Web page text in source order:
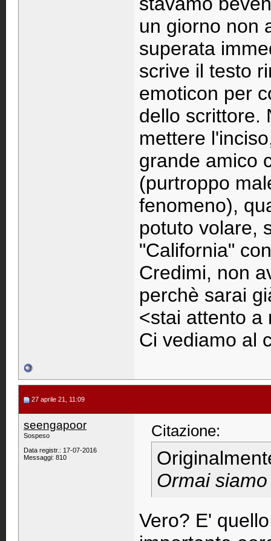
un giorno non
superata
scrive il testo
emoticon per
dello scrittore.
mettere
grande amico
(purtroppo
fenomeno),
potuto volare,
"California"
Credimi, non
perchè sarai
<stai attento a
Ci vediamo al
27 aprile 21, 11:09
seengapoor
Sospeso
Data registr.: 17-07-2016
Messaggi: 810
Citazione:
Ormai
Vero? E'